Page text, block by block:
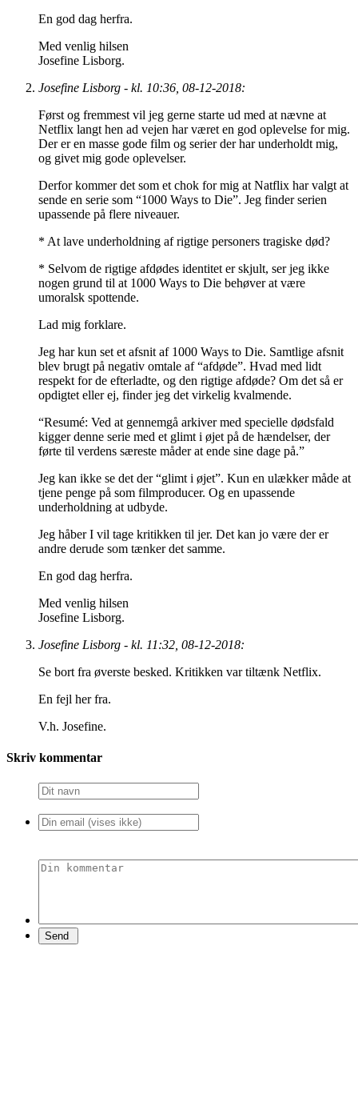
En god dag herfra.
Med venlig hilsen
Josefine Lisborg.
Josefine Lisborg - kl. 10:36, 08-12-2018:
Først og fremmest vil jeg gerne starte ud med at nævne at
Netflix langt hen ad vejen har været en god oplevelse for mig.
Der er en masse gode film og serier der har underholdt mig,
og givet mig gode oplevelser.
Derfor kommer det som et chok for mig at Natflix har valgt at
sende en serie som “1000 Ways to Die”. Jeg finder serien
upassende på flere niveauer.
* At lave underholdning af rigtige personers tragiske død?
* Selvom de rigtige afdødes identitet er skjult, ser jeg ikke
nogen grund til at 1000 Ways to Die behøver at være
umoralsk spottende.
Lad mig forklare.
Jeg har kun set et afsnit af 1000 Ways to Die. Samtlige afsnit
blev brugt på negativ omtale af “afdøde”. Hvad med lidt
respekt for de efterladte, og den rigtige afdøde? Om det så er
opdigtet eller ej, finder jeg det virkelig kvalmende.
“Resumé: Ved at gennemgå arkiver med specielle dødsfald
kigger denne serie med et glimt i øjet på de hændelser, der
førte til verdens særeste måder at ende sine dage på.”
Jeg kan ikke se det der “glimt i øjet”. Kun en ulækker måde at
tjene penge på som filmproducer. Og en upassende
underholdning at udbyde.
Jeg håber I vil tage kritikken til jer. Det kan jo være der er
andre derude som tænker det samme.
En god dag herfra.
Med venlig hilsen
Josefine Lisborg.
Josefine Lisborg - kl. 11:32, 08-12-2018:
Se bort fra øverste besked. Kritikken var tiltænk Netflix.
En fejl her fra.
V.h. Josefine.
Skriv kommentar